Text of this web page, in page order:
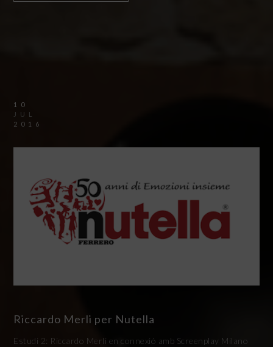
10
JUL
2016
Riccardo Merli per Nutella
Estudi 2: Riccardo Merli en connexió amb Screenplay Milano